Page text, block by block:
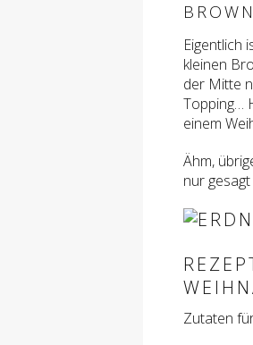
Eigentlich
kleinen
der Mitte
Topping…
einem
Ähm,
nur
Zutaten